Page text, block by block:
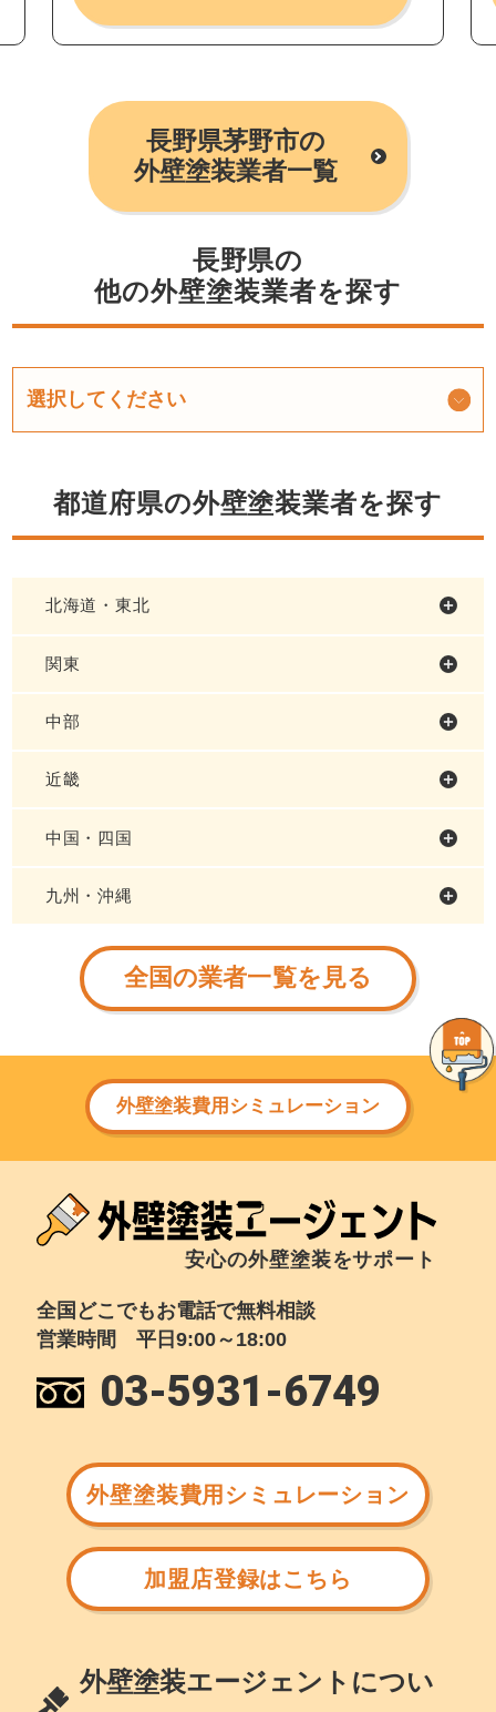
長野県茅野市の
外壁塗装業者一覧
長野県の
他の外壁塗装業者を探す
都道府県の外壁塗装業者を探す
北海道・東北
関東
中部
近畿
中国・四国
九州・沖縄
全国の業者一覧を見る
外壁塗装費用シミュレーション
安心の外壁塗装をサポート
全国どこでもお電話で無料相談
営業時間 平日9:00～18:00
03-5931-6749
外壁塗装費用シミュレーション
加盟店登録はこちら
外壁塗装エージェントについ